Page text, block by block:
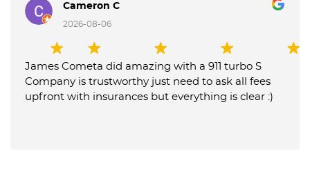
Cameron C
2026-08-06
James Cometa did amazing with a 911 turbo S
Company is trustworthy just need to ask all fees
upfront with insurances but everything is clear :)